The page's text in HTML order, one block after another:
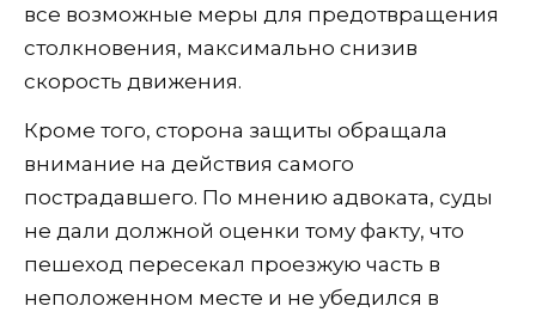
все возможные меры для предотвращения
столкновения, максимально снизив
скорость движения.
Кроме того, сторона защиты обращала
внимание на действия самого
пострадавшего. По мнению адвоката, суды
не дали должной оценки тому факту, что
пешеход пересекал проезжую часть в
неположенном месте и не убедился в